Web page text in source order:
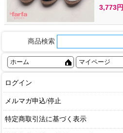
3,773円
商品検索
ホーム マイページ
ログイン
メルマガ申込/停止
特定商取引法に基づく表示